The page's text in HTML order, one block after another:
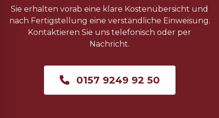
Sie erhalten vorab eine klare Kostenübersicht und
nach Fertigstellung eine verständliche Einweisung.
Kontaktieren Sie uns telefonisch oder per
Nachricht.
0157 9249 92 50